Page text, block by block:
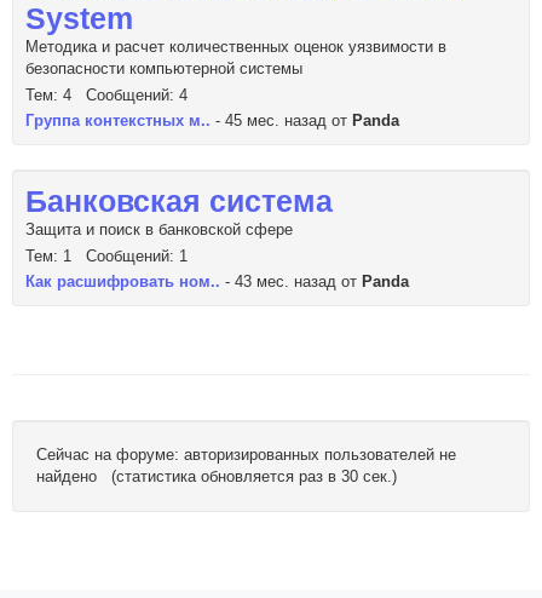
System
Методика и расчет количественных оценок уязвимости в
безопасности компьютерной системы
Тем: 4 Сообщений: 4
Группа контекстных м.. - 45 мес. назад от Panda
Банковская система
Защита и поиск в банковской сфере
Тем: 1 Сообщений: 1
Как расшифровать ном.. - 43 мес. назад от Panda
Сейчас на форуме: авторизированных пользователей не
найдено (статистика обновляется раз в 30 сек.)